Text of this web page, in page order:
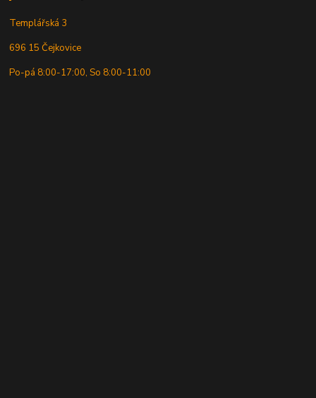
Templářská 3
696 15 Čejkovice
Po-pá 8:00-17:00, So 8:00-11:00